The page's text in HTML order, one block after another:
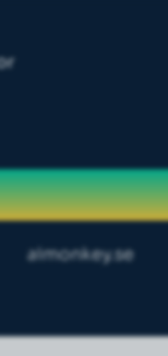
Om oss
aimonkey.se